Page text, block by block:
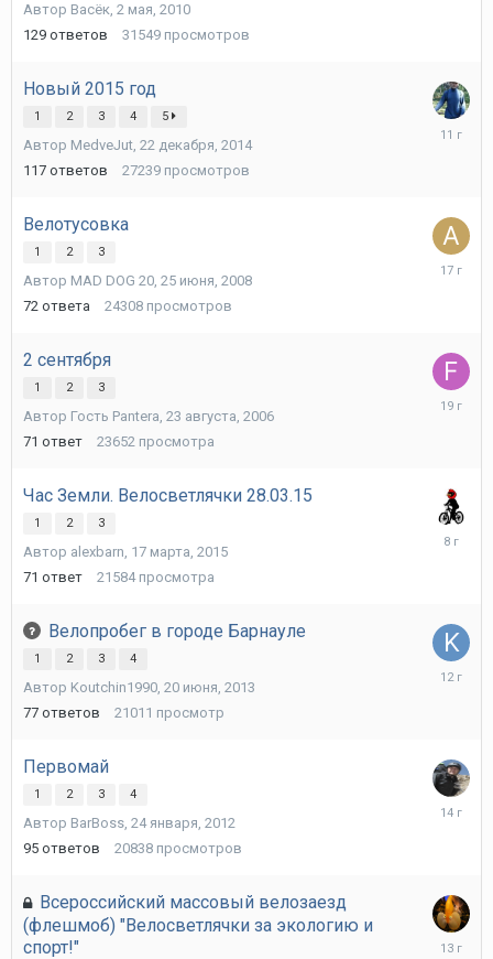
Автор Васёк, 2 мая, 2010
129 ответов 31549 просмотров
Новый 2015 год
1 2 3 4 5
Автор MedveJut, 22 декабря, 2014
117 ответов 27239 просмотров
Велотусовка
1 2 3
Автор MAD DOG 20, 25 июня, 2008
72 ответа 24308 просмотров
11
2 сентября
1 2 3
Автор Гость Pantera, 23 августа, 2006
71 ответ 23652 просмотра
29
Час Земли. Велосветлячки 28.03.15
1 2 3
Автор alexbarn, 17 марта, 2015
71 ответ 21584 просмотра
24
Велопробег в городе Барнауле
1 2 3 4
Автор Koutchin1990, 20 июня, 2013
77 ответов 21011 просмотр
22
Первомай
1 2 3 4
Автор BarBoss, 24 января, 2012
95 ответов 20838 просмотров
24
Всероссийский массовый велозаезд
(флешмоб) "Велосветлячки за экологию и
спорт!"